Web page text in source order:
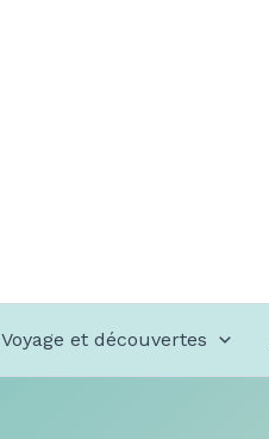
Voyage et découvertes